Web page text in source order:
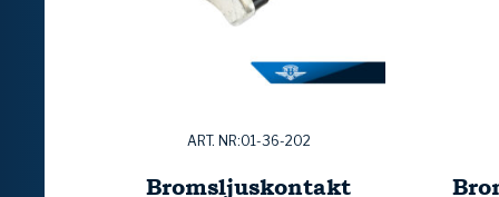
ART. NR:01-36-202
Bromsljuskontakt